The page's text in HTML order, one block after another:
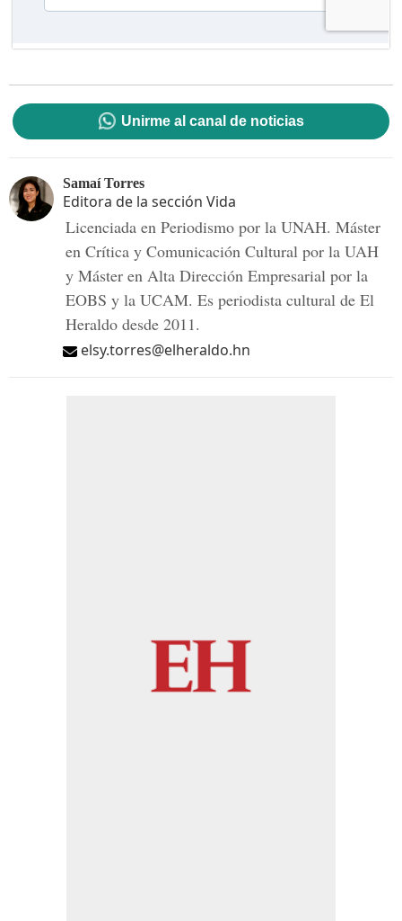
Unirme al canal de noticias
Samaí Torres
Editora de la sección Vida
Licenciada en Periodismo por la UNAH. Máster
en Crítica y Comunicación Cultural por la UAH
y Máster en Alta Dirección Empresarial por la
EOBS y la UCAM. Es periodista cultural de El
Heraldo desde 2011.
elsy.torres@elheraldo.hn